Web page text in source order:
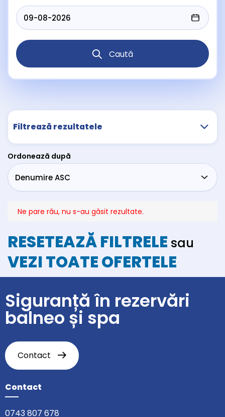
Caută
Filtrează rezultatele
Ordonează după
Ne pare rău, nu s-au găsit rezultate.
RESETEAZĂ FILTRELE sau
VEZI TOATE OFERTELE
Siguranță în rezervări
balneo și spa
Contact
Contact
0743 807 678